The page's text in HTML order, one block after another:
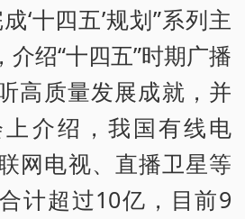
‘十四五’规划”系列主
介绍“十四五”时期广播
高质量发展成就，并
介绍，我国有线电
网电视、直播卫星等
计超过10亿，目前9